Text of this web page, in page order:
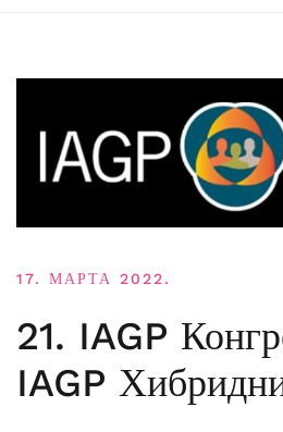
17. МАРТА 2022.
21. IAGP
IAGP